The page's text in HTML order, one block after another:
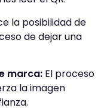
la posibilidad de
de dejar una
marca: El proceso
la imagen